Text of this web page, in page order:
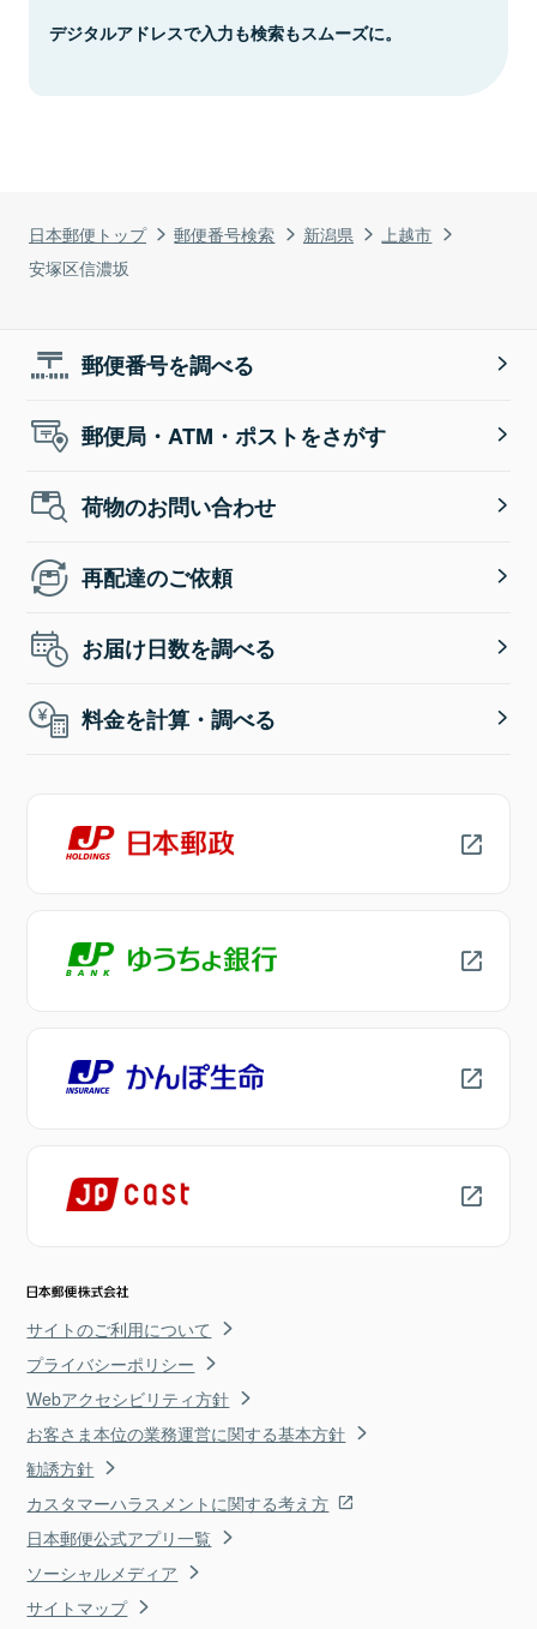
日本郵便トップ 郵便番号検索 新潟県
上越市
安塚区信濃坂
デジタルアドレスで入力も検索もスムーズに。
郵便番号を調べる
郵便局・ATM・ポストをさがす
荷物のお問い合わせ
再配達のご依頼
お届け日数を調べる
料金を計算・調べる
サイトのご利用について
プライバシーポリシー
Webアクセシビリティ方針
お客さま本位の業務運営に関する基本方針
勧誘方針
カスタマーハラスメントに関する考え方
日本郵便公式アプリ一覧
ソーシャルメディア
サイトマップ